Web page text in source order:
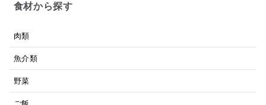
食材から探す
肉類
魚介類
野菜